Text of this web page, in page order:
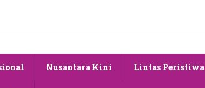
Nusantara Kini Lintas Peristiwa